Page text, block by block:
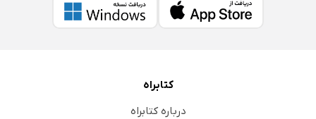
کتابراه
درباره کتابراه